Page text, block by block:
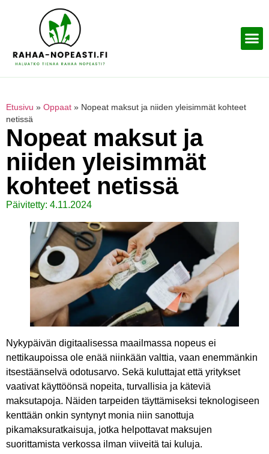
Etusivu » Oppaat » Nopeat maksut ja niiden yleisimmät kohteet
netissä
Nopeat maksut ja
niiden yleisimmät
kohteet netissä
Päivitetty: 4.11.2024
Nykypäivän digitaalisessa maailmassa nopeus ei
nettikaupoissa ole enää niinkään valttia, vaan enemmänkin
itsestäänselvä odotusarvo. Sekä kuluttajat että yritykset
vaativat käyttöönsä nopeita, turvallisia ja käteviä
maksutapoja. Näiden tarpeiden täyttämiseksi teknologiseen
kenttään onkin syntynyt monia niin sanottuja ​​
pikamaksuratkaisuja, jotka helpottavat maksujen
suorittamista verkossa ilman viiveitä tai kuluja.